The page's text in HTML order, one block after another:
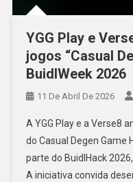
YGG Play e
jogos “Casual
BuidlWeek 2026
11 De Abril De 2026
A YGG Play e a Verse8
do Casual Degen Game
parte do BuidlHack
A iniciativa convida